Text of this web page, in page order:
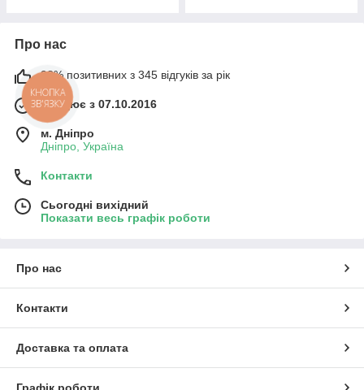
Про нас
98% позитивних з 345 відгуків за рік
Працює з 07.10.2016
м. Дніпро
Дніпро, Україна
Контакти
Сьогодні вихідний
Показати весь графік роботи
Про нас
Контакти
Доставка та оплата
Графік роботи